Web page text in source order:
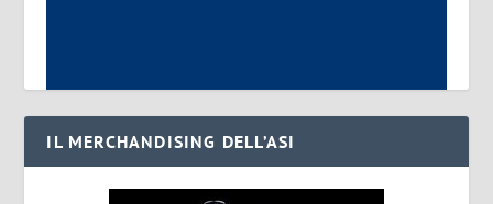
IL MERCHANDISING DELL’ASI